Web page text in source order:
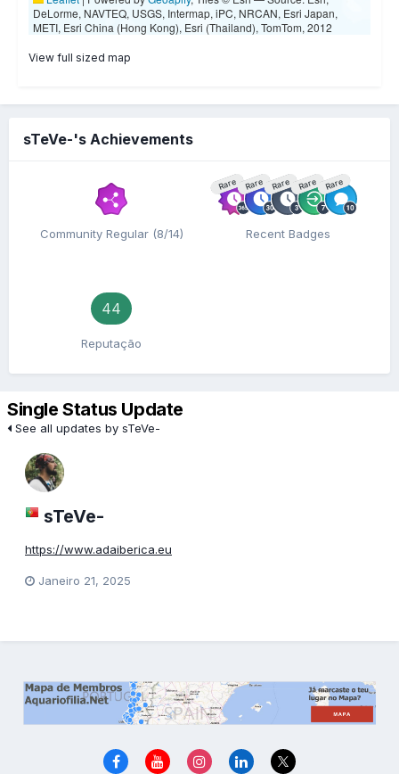
View full sized map
sTeVe-'s Achievements
Community Regular (8/14)
Rare Rare Rare Rare Rare
Recent Badges
44
Reputação
Single Status Update
See all updates by sTeVe-
sTeVe-
https://www.adaiberica.eu
Janeiro 21, 2025